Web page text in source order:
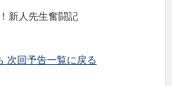
新人先生奮闘記
次回予告一覧に戻る